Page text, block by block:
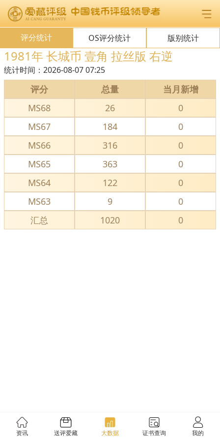
评分统计 OS评分统计 版别统计
1981年 长城币 壹角 拉丝版 右逆
统计时间： 2026-08-07 07:25
评分 总量
当月新增
MS68
26
0
MS67
184
0
MS66
316
0
MS65
363
0
MS64
122
0
MS63
9
0
汇总
1020 0
资讯 送评爱藏 大数据 证书查询 我的